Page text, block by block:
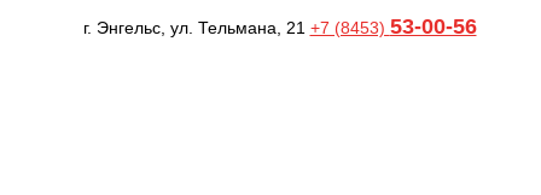
г. Энгельс, ул. Тельмана, 21 +7 (8453) 53-00-56